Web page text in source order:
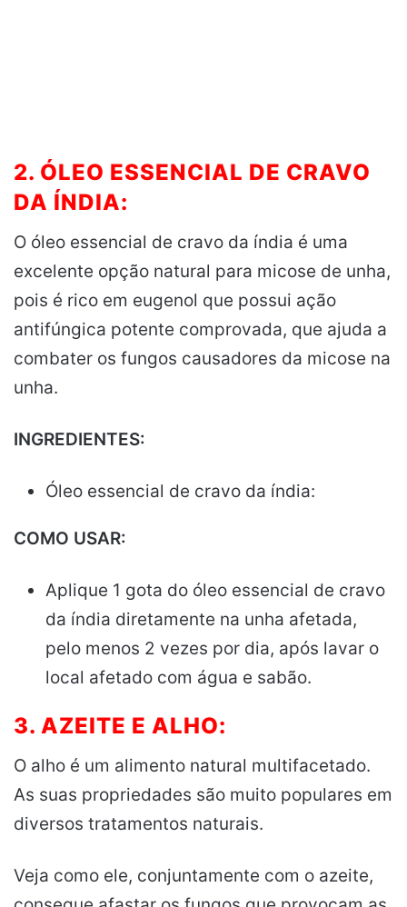
2. ÓLEO ESSENCIAL DE CRAVO
DA ÍNDIA:
O óleo essencial de cravo da índia é uma
excelente opção natural para micose de unha,
pois é rico em eugenol que possui ação
antifúngica potente comprovada, que ajuda a
combater os fungos causadores da micose na
unha.
INGREDIENTES:
Óleo essencial de cravo da índia:
COMO USAR:
Aplique 1 gota do óleo essencial de cravo
da índia diretamente na unha afetada,
pelo menos 2 vezes por dia, após lavar o
local afetado com água e sabão.
3. AZEITE E ALHO:
O alho é um alimento natural multifacetado.
As suas propriedades são muito populares em
diversos tratamentos naturais.
Veja como ele, conjuntamente com o azeite,